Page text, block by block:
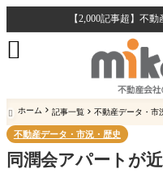
【2,000記事超】不

 ホーム 記事一覧 不動産データ・市
不動産データ・市況・歴史
同潤会アパートが